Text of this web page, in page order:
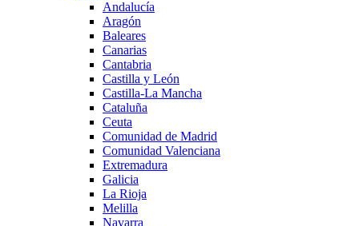
Andalucía
Aragón
Baleares
Canarias
Cantabria
Castilla y León
Castilla-La Mancha
Cataluña
Ceuta
Comunidad de Madrid
Comunidad Valenciana
Extremadura
Galicia
La Rioja
Melilla
Navarra